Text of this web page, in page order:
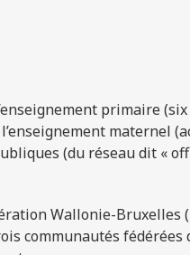
enseignement primaire(six
maternel
(du réseaudit «
Wallonie-Bruxelles
communautés fédérées